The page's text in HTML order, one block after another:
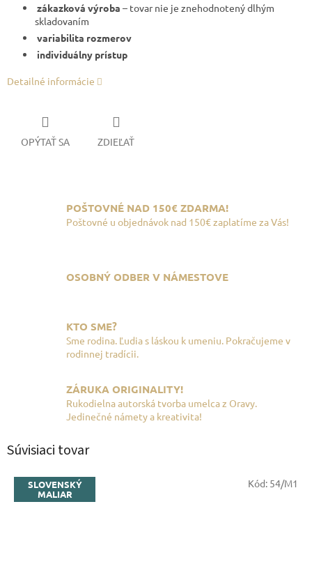
zákazková výroba – tovar nie je znehodnotený dlhým
skladovaním
variabilita rozmerov
individuálny prístup
Detailné informácie
OPÝTAŤ SA ZDIEĽAŤ
POŠTOVNÉ NAD 150€ ZDARMA!
Poštovné u objednávok nad 150€ zaplatíme za Vás!
OSOBNÝ ODBER V NÁMESTOVE
KTO SME?
Sme rodina. Ľudia s láskou k umeniu. Pokračujeme v
rodinnej tradícii.
ZÁRUKA ORIGINALITY!
Rukodielna autorská tvorba umelca z Oravy.
Jedinečné námety a kreativita!
Súvisiaci tovar
SLOVENSKÝ
MALIAR
Kód: 54/M1